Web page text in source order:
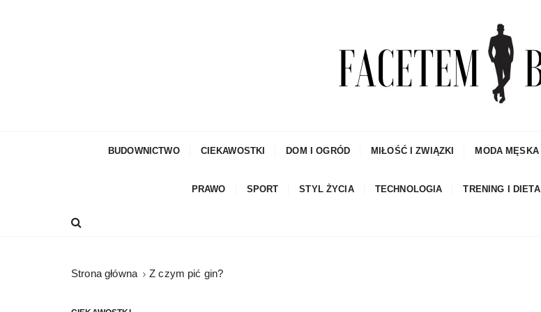
Facetem Być
BUDOWNICTWO CIEKAWOSTKI DOM I OGRÓD MIŁOŚĆ I ZWIĄZKI MODA MĘSKA
PRAWO SPORT STYL ŻYCIA TECHNOLOGIA TRENING I DIETA
Strona główna Z czym pić gin?